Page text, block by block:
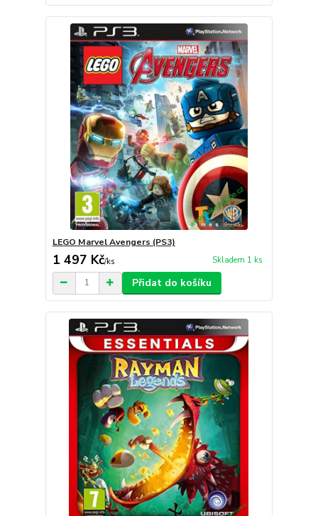
LEGO Marvel Avengers (PS3)
1 497 Kč/ks Skladem 1 ks
Přidat do košíku